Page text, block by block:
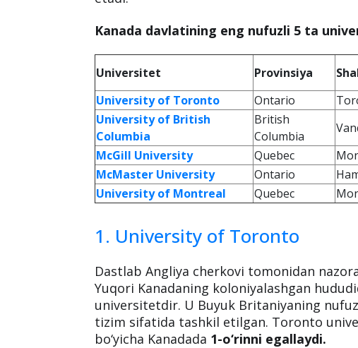
Kanada davlatining eng nufuzli 5 ta
Universitet Provinsiya
University of Toronto
Ontario
University of British
Columbia
British
Columbia
McGill University
Quebec
McMaster University
Ontario
University of Montreal
Quebec
1. University of Toronto
Dastlab Angliya cherkovi tomonidan
Yuqori Kanadaning koloniyalashgan
universitetdir. U Buyuk Britaniyaning
tizim sifatida tashkil etilgan. Toronto
bo‘yicha Kanadada 1-o‘rinni egallaydi.